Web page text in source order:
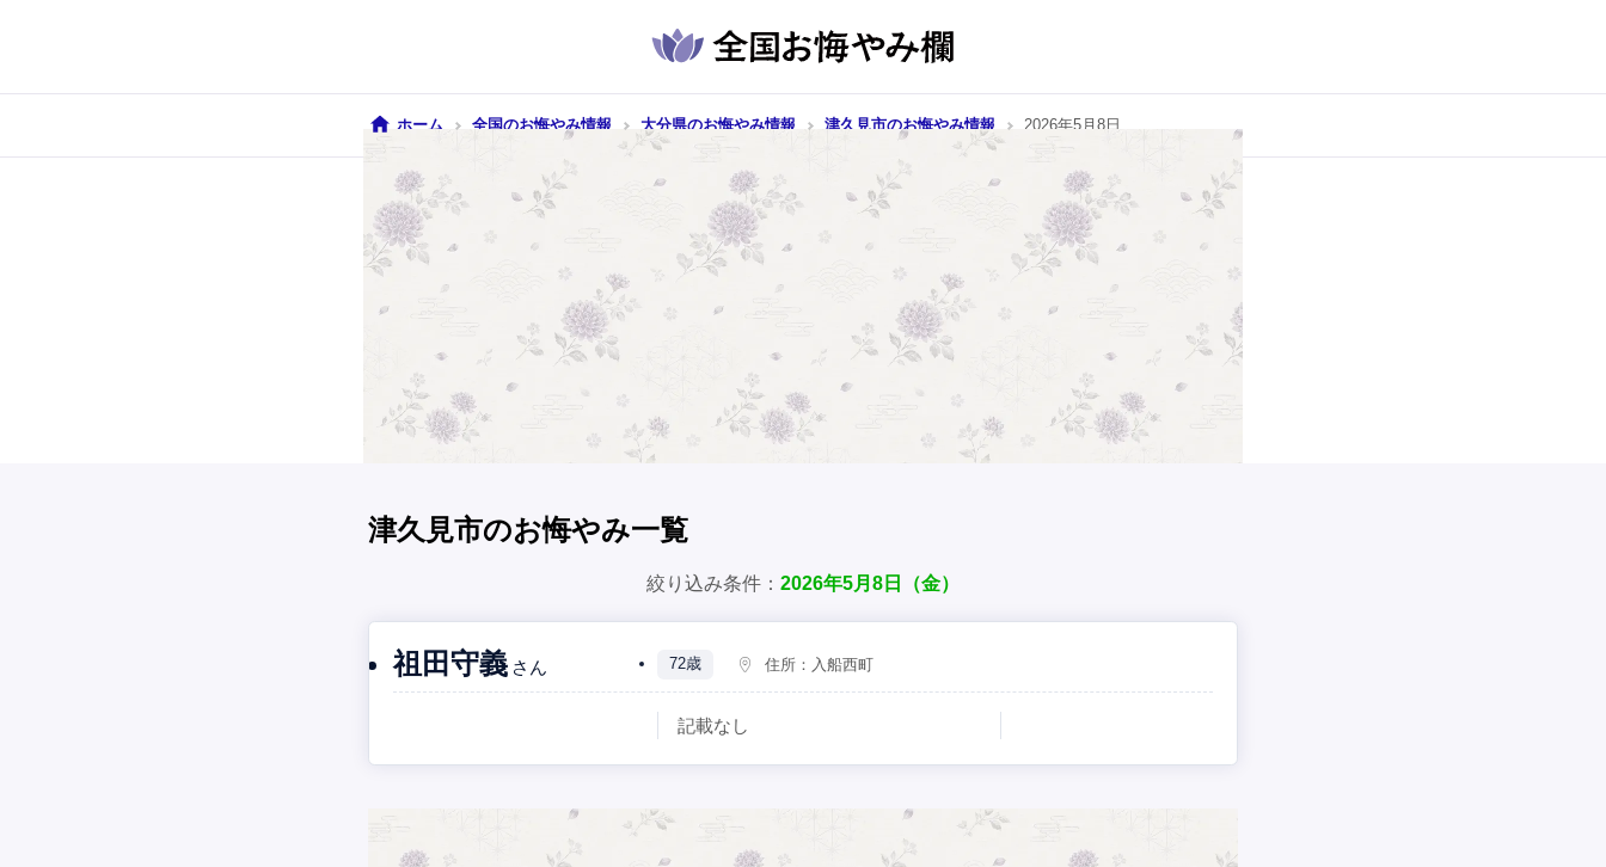
ホーム 全国のお悔やみ情報 大分県のお悔やみ情報 津久見市のお悔やみ情報 2026年5月8日
津久見市のお悔やみ一覧
絞り込み条件： 2026年5月8日（金）
祖田守義 さん 72歳 住所： 入船西町
記載なし